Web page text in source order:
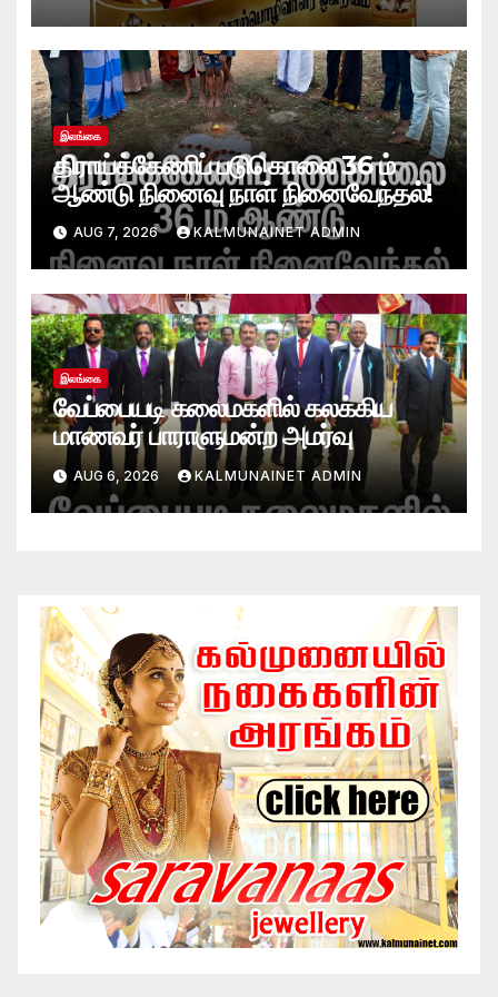
இலங்கை
திராய்க்கேணிப் படுகொலை 36 ம்
ஆண்டு நினைவு நாள் நினைவேந்தல்!
AUG 7, 2026 KALMUNAINET ADMIN
இலங்கை
வேப்பையடி கலைமகளில் கலக்கிய
மாணவர் பாராளுமன்ற அமர்வு
AUG 6, 2026 KALMUNAINET ADMIN